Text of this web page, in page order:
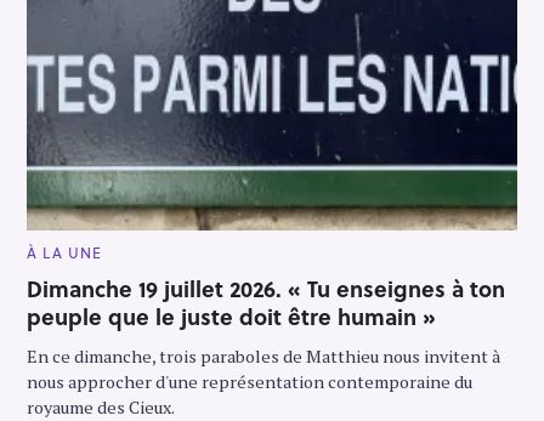
M
I
N
C
A
T
E
G
O
R
À LA UNE
Dimanche 19 juillet 2026. « Tu enseignes à ton
peuple que le juste doit être humain »
En ce dimanche, trois paraboles de Matthieu nous invitent à
nous approcher d'une représentation contemporaine du
royaume des Cieux.